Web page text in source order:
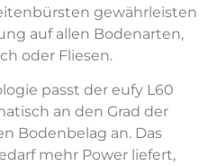
gewährleisten
auf allen Bodenarten,
oder Fliesen.
passt der eufy L60
an den Grad der
Bodenbelag an. Das
mehr Power liefert,